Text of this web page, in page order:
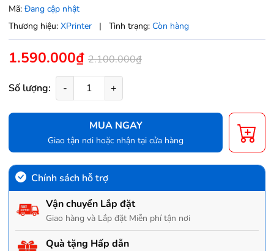
Mã: Đang cập nhật
Thương hiệu: XPrinter | Tình trạng: Còn hàng
1.590.000₫ 2.100.000₫
Số lượng: - +
MUA NGAY
Giao tận nơi hoặc nhận tại cửa hàng
Chính sách hỗ trợ
Vận chuyển Lắp đặt
Giao hàng và Lắp đặt Miễn phí tận nơi
Quà tặng Hấp dẫn